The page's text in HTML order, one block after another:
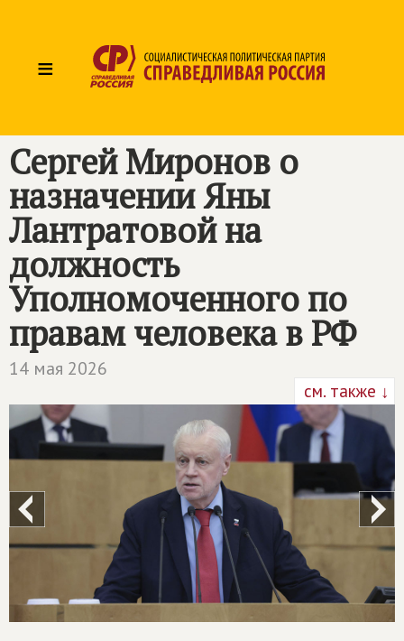
≡
Сергей Миронов о
назначении Яны
Лантратовой на
должность
Уполномоченного по
правам человека в РФ
14 мая 2026
см. также ↓